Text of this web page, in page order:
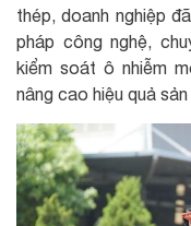
thép, doanh nghiệp
pháp công nghệ,
kiểm soát ô nhiễm
nâng cao hiệu quả